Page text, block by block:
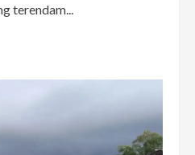
terendam...